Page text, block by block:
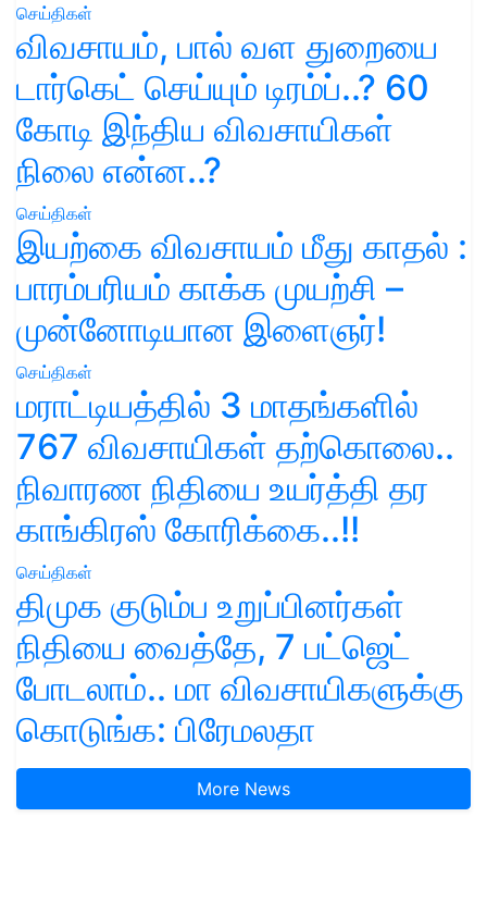
செய்திகள்
விவசாயம், பால் வள துறையை
டார்கெட் செய்யும் டிரம்ப்..? 60
கோடி இந்திய விவசாயிகள்
நிலை என்ன..?
செய்திகள்
இயற்கை விவசாயம் மீது காதல் :
பாரம்பரியம் காக்க முயற்சி –
முன்னோடியான இளைஞர்!
செய்திகள்
மராட்டியத்தில் 3 மாதங்களில்
767 விவசாயிகள் தற்கொலை..
நிவாரண நிதியை உயர்த்தி தர
காங்கிரஸ் கோரிக்கை..!!
செய்திகள்
திமுக குடும்ப உறுப்பினர்கள்
நிதியை வைத்தே, 7 பட்ஜெட்
போடலாம்.. மா விவசாயிகளுக்கு
கொடுங்க: பிரேமலதா
More News